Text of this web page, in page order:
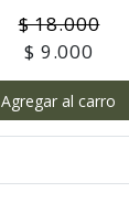
$ 18.000
$ 9.000
Agregar al carro